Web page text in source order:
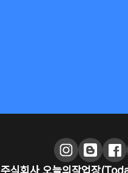
주식회사 오늘의작업장